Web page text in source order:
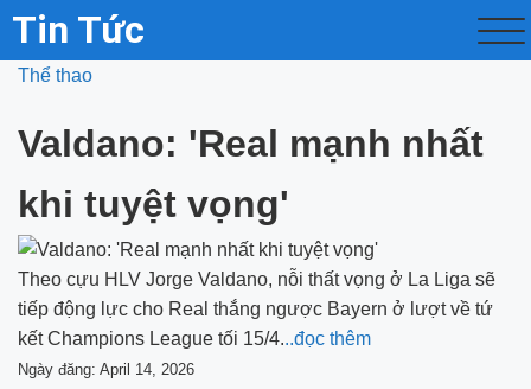
Tin Tức
Thể thao
Valdano: 'Real mạnh nhất
khi tuyệt vọng'
Theo cựu HLV Jorge Valdano, nỗi thất vọng ở La Liga sẽ
tiếp động lực cho Real thắng ngược Bayern ở lượt về tứ
kết Champions League tối 15/4...đọc thêm
Ngày đăng: April 14, 2026